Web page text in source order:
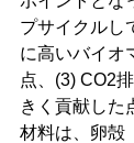
プサイクルし
に高いバイオ
点、(3) CO2
きく貢献した
材料は、卵殻